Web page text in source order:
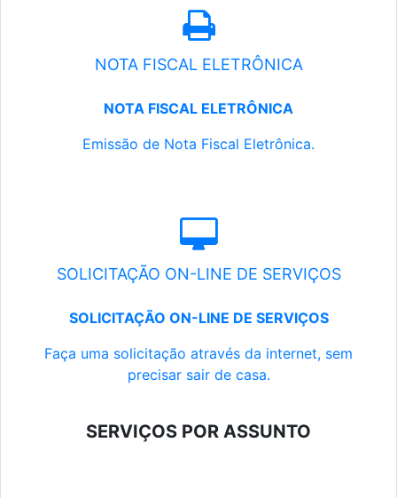
NOTA FISCAL ELETRÔNICA
NOTA FISCAL ELETRÔNICA
Emissão de Nota Fiscal Eletrônica.
SOLICITAÇÃO ON-LINE DE SERVIÇOS
SOLICITAÇÃO ON-LINE DE SERVIÇOS
Faça uma solicitação através da internet, sem
precisar sair de casa.
SERVIÇOS POR ASSUNTO